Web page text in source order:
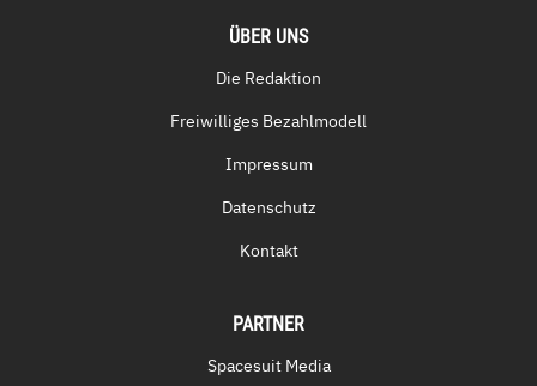
ÜBER UNS
Die Redaktion
Freiwilliges Bezahlmodell
Impressum
Datenschutz
Kontakt
PARTNER
Spacesuit Media